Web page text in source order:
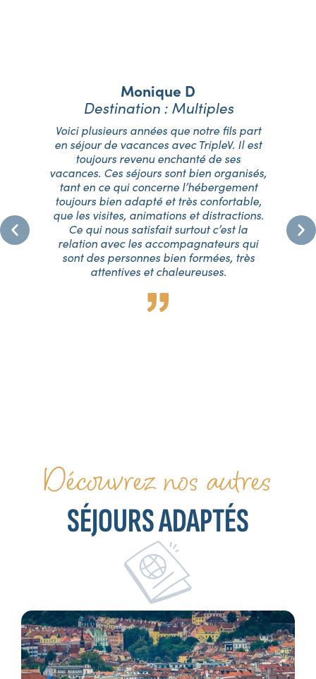
Voici plusieurs années que notre fils part
en séjour de vacances avec TripleV. Il est
toujours revenu enchanté de ses
vacances. Ces séjours sont bien organisés,
tant en ce qui concerne l’hébergement
toujours bien adapté et très confortable,
que les visites, animations et distractions.
Ce qui nous satisfait surtout c’est la
relation avec les accompagnateurs qui
sont des personnes bien formées, très
attentives et chaleureuses.
Monique D
Destination : Multiples
Découvrez nos autres
SÉJOURS ADAPTÉS